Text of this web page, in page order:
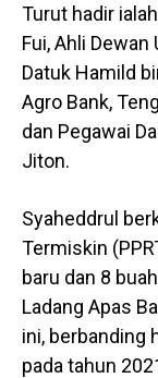
Turut hadir
Fui, Ahli Dewan
Datuk Hamild
Agro Bank,
dan Pegawai
Jiton.
Syaheddrul
Termiskin
baru dan 8
Ladang Apas
ini, berbanding
pada tahun